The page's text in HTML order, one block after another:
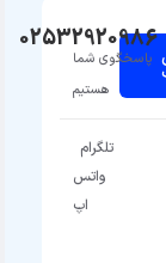
02532920986
پاسخگوی شما
هستیم
تلگرام
واتس
اپ